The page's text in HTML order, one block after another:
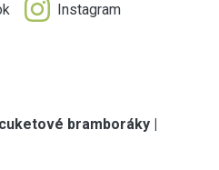
Instagram
bramboráky |